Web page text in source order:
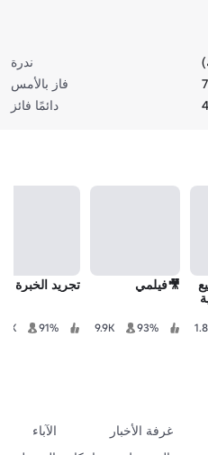
ندرة
فاز بالأمس
دائمًا فائز
🎥فيلمي
93%
9.9K
تجريد الخبرة
91%
غرفة الأخبار
الآباء